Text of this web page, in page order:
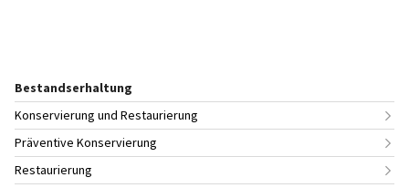
Bestandserhaltung
Konservierung und Restaurierung
Präventive Konservierung
Restaurierung